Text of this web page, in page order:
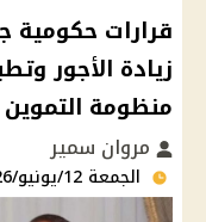
زيادة الأجور
منظومة التموين
مروان سمير
الجمعة 12/يونيو/2026 - 10:24 ص